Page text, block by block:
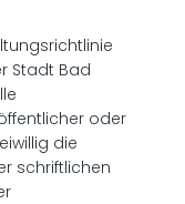
Stadt Bad
oder
die
schriftlichen